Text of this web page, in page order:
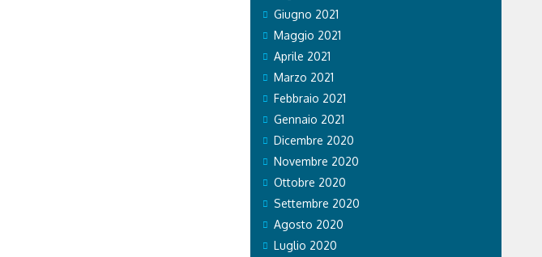
Giugno 2021
Maggio 2021
Aprile 2021
Marzo 2021
Febbraio 2021
Gennaio 2021
Dicembre 2020
Novembre 2020
Ottobre 2020
Settembre 2020
Agosto 2020
Luglio 2020